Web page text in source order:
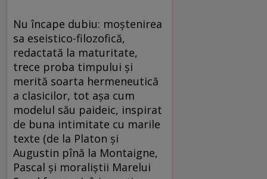
Nu încape dubiu: moștenirea
sa eseistico-filozofică,
redactată la maturitate,
trece proba timpului și
merită soarta hermeneutică
a clasicilor, tot așa cum
modelul său paideic, inspirat
de buna intimitate cu marile
texte (de la Platon și
Augustin pînă la Montaigne,
Pascal și moraliștii Marelui